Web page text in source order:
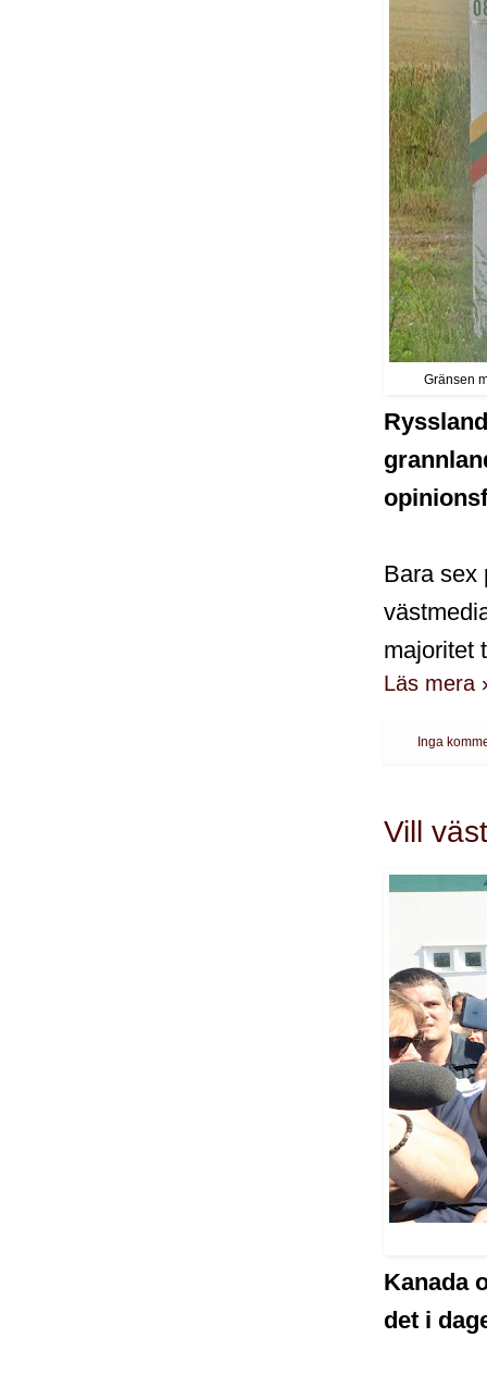
Gränsen
Bara sex
majoritet
Läs mera
Inga
Vill
Kanada
det i